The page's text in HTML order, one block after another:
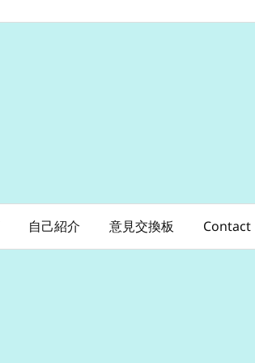
自己紹介 意見交換板 Contact